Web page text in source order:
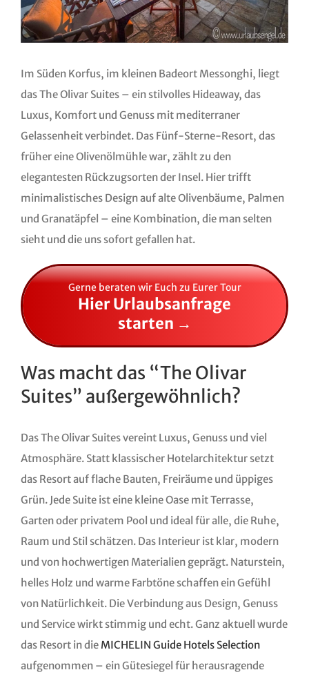
Im Süden Korfus, im kleinen Badeort Messonghi, liegt
das The Olivar Suites – ein stilvolles Hideaway, das
Luxus, Komfort und Genuss mit mediterraner
Gelassenheit verbindet. Das Fünf-Sterne-Resort, das
früher eine Olivenölmühle war, zählt zu den
elegantesten Rückzugsorten der Insel. Hier trifft
minimalistisches Design auf alte Olivenbäume, Palmen
und Granatäpfel – eine Kombination, die man selten
sieht und die uns sofort gefallen hat.
Gerne beraten wir Euch zu Eurer Tour
Hier Urlaubsanfrage
starten →
Was macht das “The Olivar
Suites” außergewöhnlich?
Das The Olivar Suites vereint Luxus, Genuss und viel
Atmosphäre. Statt klassischer Hotelarchitektur setzt
das Resort auf flache Bauten, Freiräume und üppiges
Grün. Jede Suite ist eine kleine Oase mit Terrasse,
Garten oder privatem Pool und ideal für alle, die Ruhe,
Raum und Stil schätzen. Das Interieur ist klar, modern
und von hochwertigen Materialien geprägt. Naturstein,
helles Holz und warme Farbtöne schaffen ein Gefühl
von Natürlichkeit. Die Verbindung aus Design, Genuss
und Service wirkt stimmig und echt. Ganz aktuell wurde
das Resort in die MICHELIN Guide Hotels Selection
aufgenommen – ein Gütesiegel für herausragende